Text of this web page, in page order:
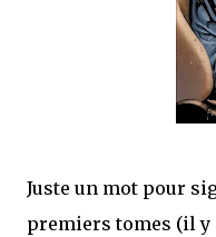
mettre sous tous les yeux. C'est
Juste un mot pour
premiers tomes (il y